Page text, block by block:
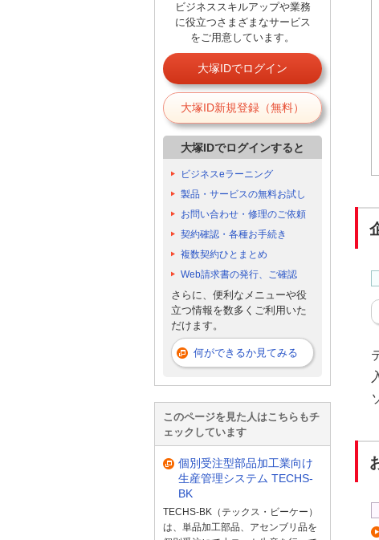
ビジネススキルアップや業務
に役立つさまざまなサービス
をご用意しています。
大塚IDでログイン
大塚ID新規登録（無料）
大塚IDでログインすると
ビジネスeラーニング
製品・サービスの無料お試し
お問い合わせ・修理のご依頼
契約確認・各種お手続き
複数契約ひとまとめ
Web請求書の発行、ご確認
さらに、便利なメニューや役
立つ情報を数多くご利用いた
だけます。
何ができるか見てみる
このページを見た人はこちらもチ
ェックしています
個別受注型部品加工業向け
生産管理システム TECHS-
BK
TECHS-BK（テックス・ビーケー）
は、単品加工部品、アセンブリ品を